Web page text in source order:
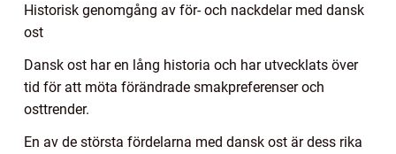
Historisk genomgång av för- och nackdelar med dansk
ost
Dansk ost har en lång historia och har utvecklats över
tid för att möta förändrade smakpreferenser och
osttrender.
En av de största fördelarna med dansk ost är dess rika